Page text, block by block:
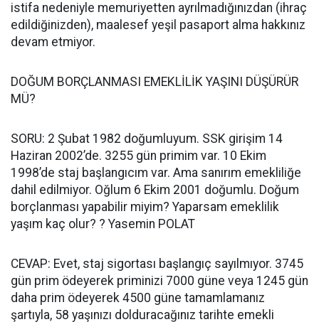
istifa nedeniyle memuriyetten ayrılmadığınızdan (ihraç
edildiğinizden), maalesef yeşil pasaport alma hakkınız
devam etmiyor.
DOĞUM BORÇLANMASI EMEKLİLİK YAŞINI DÜŞÜRÜR
MÜ?
SORU: 2 Şubat 1982 doğumluyum. SSK girişim 14
Haziran 2002’de. 3255 gün primim var. 10 Ekim
1998’de staj başlangıcım var. Ama sanırım emekliliğe
dahil edilmiyor. Oğlum 6 Ekim 2001 doğumlu. Doğum
borçlanması yapabilir miyim? Yaparsam emeklilik
yaşım kaç olur? ? Yasemin POLAT
CEVAP: Evet, staj sigortası başlangıç sayılmıyor. 3745
gün prim ödeyerek priminizi 7000 güne veya 1245 gün
daha prim ödeyerek 4500 güne tamamlamanız
şartıyla, 58 yaşınızı dolduracağınız tarihte emekli